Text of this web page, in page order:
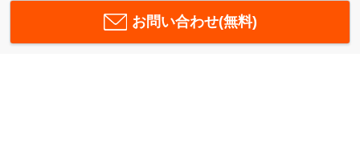
お問い合わせ(無料)